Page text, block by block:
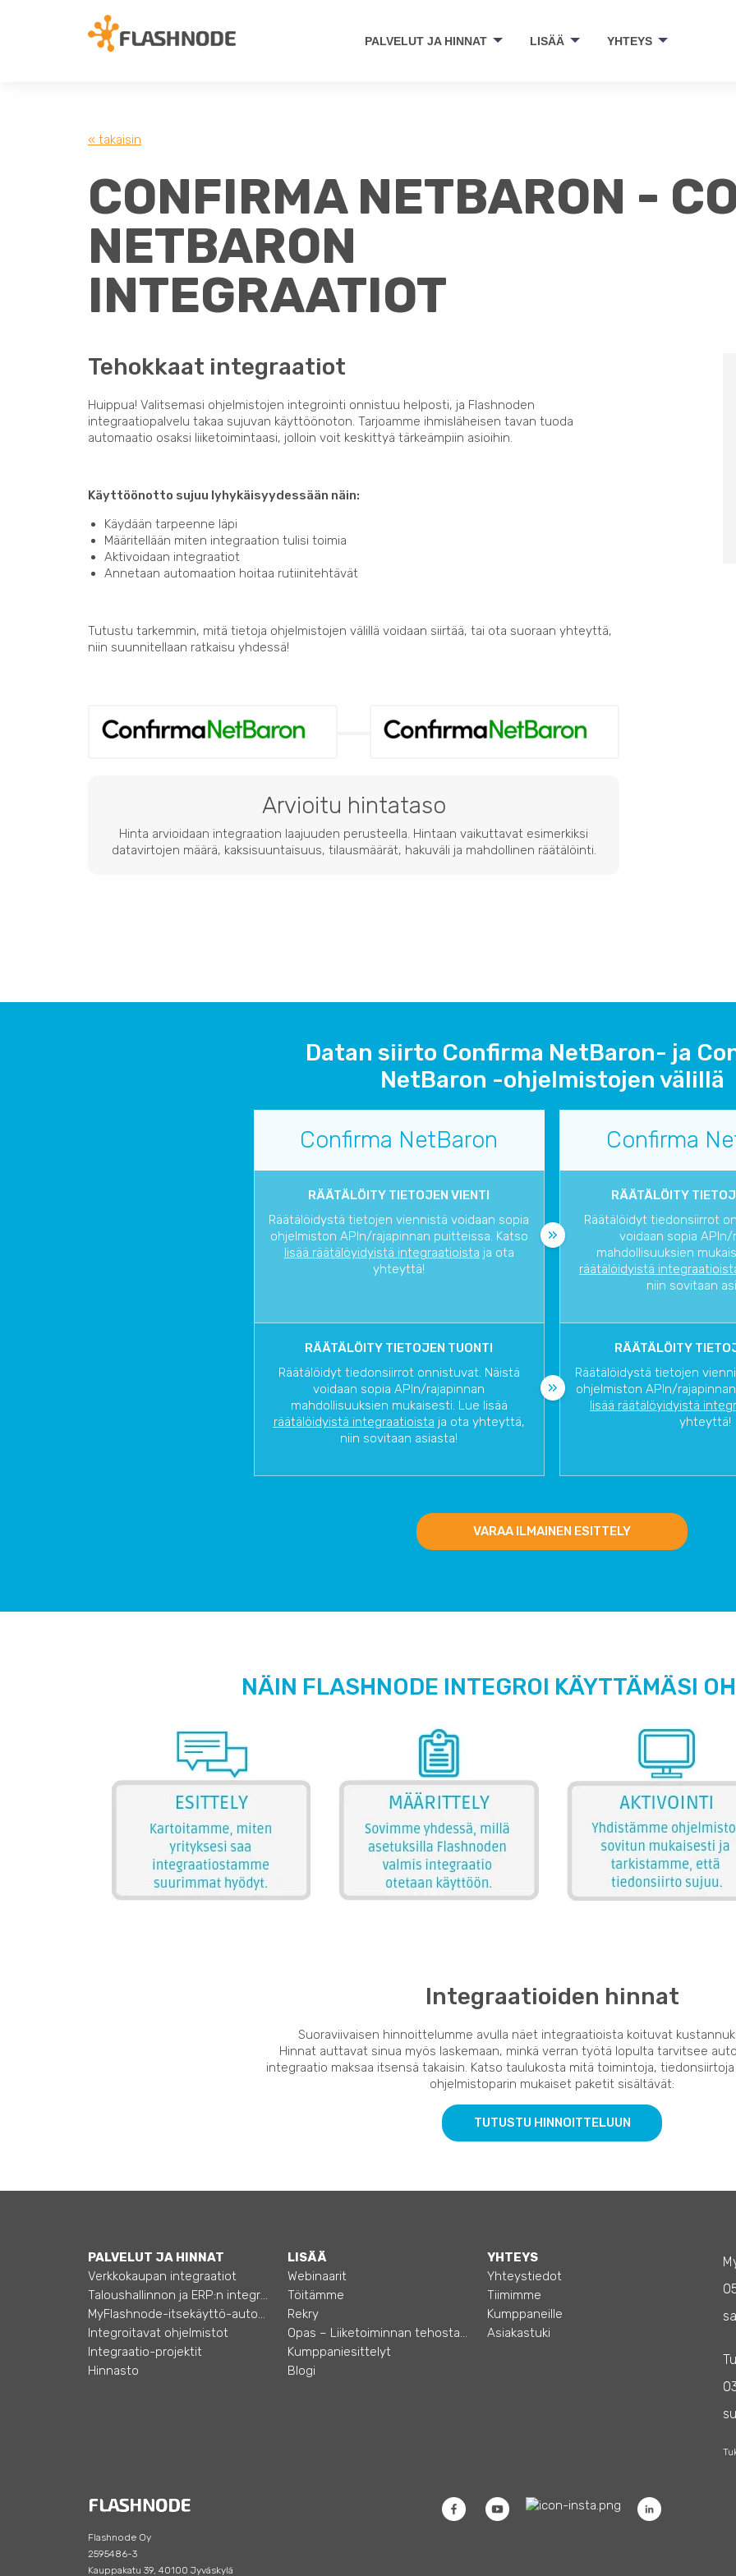
PALVELUT JA HINNAT LISÄÄ YHTEYS
« takaisin
CONFIRMA NETBARON -
NETBARON
INTEGRAATIOT
Tehokkaat integraatiot
Huippua! Valitsemasi ohjelmistojen integrointi onnistuu helposti, ja Flashnoden
integraatiopalvelu takaa sujuvan käyttöönoton. Tarjoamme ihmisläheisen tavan tuoda
automaatio osaksi liiketoimintaasi, jolloin voit keskittyä tärkeämpiin asioihin.
Käyttöönotto sujuu lyhykäisyydessään näin:
Käydään tarpeenne läpi
Määritellään miten integraation tulisi toimia
Aktivoidaan integraatiot
Annetaan automaation hoitaa rutiinitehtävät
Tutustu tarkemmin, mitä tietoja ohjelmistojen välillä voidaan siirtää, tai ota suoraan yhteyttä,
niin suunnitellaan ratkaisu yhdessä!
Arvioitu hintataso
Hinta arvioidaan integraation laajuuden perusteella. Hintaan vaikuttavat esimerkiksi
datavirtojen määrä, kaksisuuntaisuus, tilausmäärät, hakuväli ja mahdollinen räätälöinti.
Datan siirto Confirma NetBaron- ja
NetBaron -ohjelmistojen välillä
Confirma NetBaron Confirma
RÄÄTÄLÖITY TIETOJEN VIENTI
Räätälöidystä tietojen viennistä voidaan sopia
ohjelmiston APIn/rajapinnan puitteissa. Katso
lisää räätälöyidyistä integraatioista ja ota
yhteyttä!
RÄÄTÄLÖITY
Räätälöidyt tiedonsiirrot
voidaan sopia APIn/
mahdollisuuksien
räätälöidyistä
niin sovitaan
RÄÄTÄLÖITY TIETOJEN TUONTI
Räätälöidyt tiedonsiirrot onnistuvat. Näistä
voidaan sopia APIn/rajapinnan
mahdollisuuksien mukaisesti. Lue lisää
räätälöidyistä integraatioista ja ota yhteyttä,
niin sovitaan asiasta!
RÄÄTÄLÖITY
Räätälöidystä tietojen
ohjelmiston APIn/
lisää räätälöyidyistä
yhteyttä!
VARAA ILMAINEN ESITTELY
NÄIN FLASHNODE INTEGROI KÄYTTÄMÄSI
Integraatioiden hinnat
Suoraviivaisen hinnoittelumme avulla näet integraatioista koituvat
Hinnat auttavat sinua myös laskemaan, minkä verran työtä lopulta tarvitsee
integraatio maksaa itsensä takaisin. Katso taulukosta mitä toimintoja,
ohjelmistoparin mukaiset paketit sisältävät:
TUTUSTU HINNOITTELUUN
PALVELUT JA HINNAT
Verkkokaupan integraatiot
Taloushallinnon ja ERP:n integraatiot
MyFlashnode-itsekäyttö-automaatio
Integroitavat ohjelmistot
Integraatio-projektit
Hinnasto
LISÄÄ
Webinaarit
Töitämme
Rekry
Opas – Liiketoiminnan tehostamiseen
Kumppaniesittelyt
Blogi
YHTEYS
Yhteystiedot
Tiimimme
Kumppaneille
Asiakastuki
Flashnode Oy
2595486-3
Kauppakatu 39, 40100 Jyväskylä